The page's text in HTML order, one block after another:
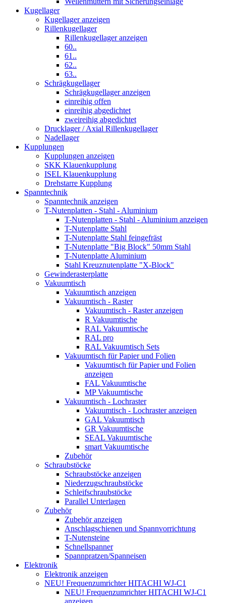
Kugellager
Kugellager anzeigen
Rillenkugellager
Rillenkugellager anzeigen
60..
61..
62..
63..
Schrägkugellager
Schrägkugellager anzeigen
einreihig offen
einreihig abgedichtet
zweireihig abgedichtet
Drucklager / Axial Rillenkugellager
Nadellager
Kupplungen
Kupplungen anzeigen
SKK Klauenkupplung
ISEL Klauenkupplung
Drehstarre Kupplung
Spanntechnik
Spanntechnik anzeigen
T-Nutenplatten - Stahl - Aluminium
T-Nutenplatten - Stahl - Aluminium anzeigen
T-Nutenplatte Stahl
T-Nutenplatte Stahl feingefräst
T-Nutenplatte "Big Block" 50mm Stahl
T-Nutenplatte Aluminium
Stahl Kreuznutenplatte "X-Block"
Gewinderasterplatte
Vakuumtisch
Vakuumtisch anzeigen
Vakuumtisch - Raster
Vakuumtisch - Raster anzeigen
R Vakuumtische
RAL Vakuumtische
RAL pro
RAL Vakuumtisch Sets
Vakuumtisch für Papier und Folien
Vakuumtisch für Papier und Folien
anzeigen
FAL Vakuumtische
MP Vakuumtische
Vakuumtisch - Lochraster
Vakuumtisch - Lochraster anzeigen
GAL Vakuumtisch
GR Vakuumtische
SEAL Vakuumtische
smart Vakuumtische
Zubehör
Schraubstöcke
Schraubstöcke anzeigen
Niederzugschraubstöcke
Schleifschraubstöcke
Parallel Unterlagen
Zubehör
Zubehör anzeigen
Anschlagschienen und Spannvorrichtung
T-Nutensteine
Schnellspanner
Spannpratzen/Spanneisen
Elektronik
Elektronik anzeigen
NEU! Frequenzumrichter HITACHI WJ-C1
NEU! Frequenzumrichter HITACHI WJ-C1